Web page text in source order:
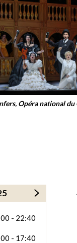
Opéra national
- 22:40
- 17:40